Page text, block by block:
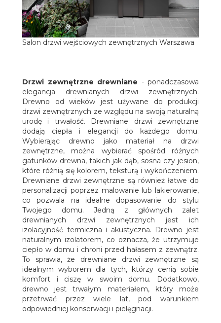
Salon drzwi wejściowych zewnętrznych Warszawa
Drzwi zewnętrzne drewniane - ponadczasowa
elegancja drewnianych drzwi zewnętrznych.
Drewno od wieków jest używane do produkcji
drzwi zewnętrznych ze względu na swoją naturalną
urodę i trwałość. Drewniane drzwi zewnętrzne
dodają ciepła i elegancji do każdego domu.
Wybierając drewno jako materiał na drzwi
zewnętrzne, można wybierać spośród różnych
gatunków drewna, takich jak dąb, sosna czy jesion,
które różnią się kolorem, teksturą i wykończeniem.
Drewniane drzwi zewnętrzne są również łatwe do
personalizacji poprzez malowanie lub lakierowanie,
co pozwala na idealne dopasowanie do stylu
Twojego domu. Jedną z głównych zalet
drewnianych drzwi zewnętrznych jest ich
izolacyjność termiczna i akustyczna. Drewno jest
naturalnym izolatorem, co oznacza, że utrzymuje
ciepło w domu i chroni przed hałasem z zewnątrz.
To sprawia, że drewniane drzwi zewnętrzne są
idealnym wyborem dla tych, którzy cenią sobie
komfort i ciszę w swoim domu. Dodatkowo,
drewno jest trwałym materiałem, który może
przetrwać przez wiele lat, pod warunkiem
odpowiedniej konserwacji i pielęgnacji.